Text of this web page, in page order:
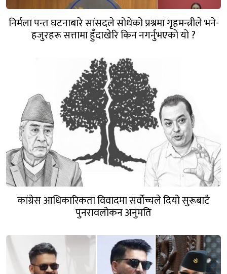
निर्मला पन्त घटनाबारे सांसदले सोधेको प्रश्नमा गृहमन्त्रीले भने-
हजुरहरू सत्तामा हुँदाखेरि किन नगर्नुभएको यो ?
कांग्रेस आधिकारिकता विवादमा सर्वोच्चले दियो सुरूबाटै
पुनरावलोकन अनुमति